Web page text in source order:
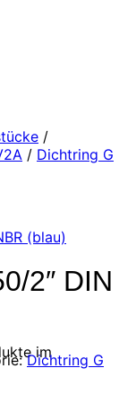
im
/
/ Dichtring G
2″ DIN
Dichtring G